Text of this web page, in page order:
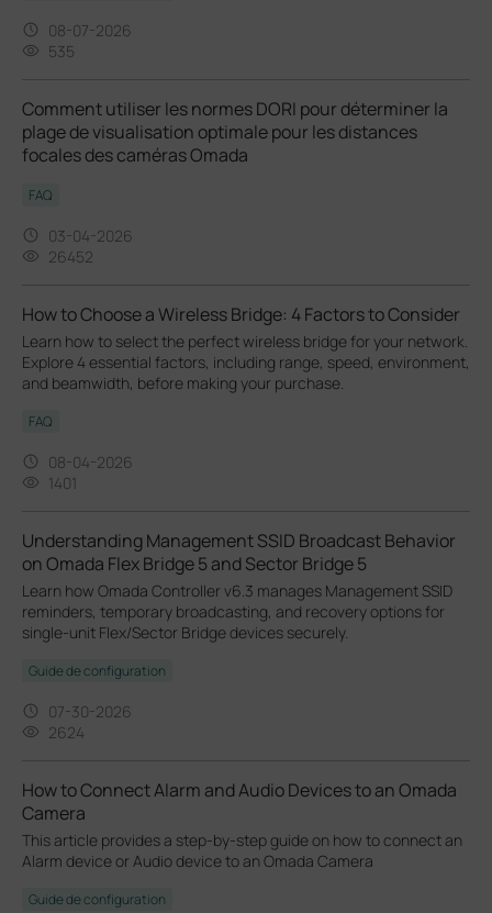
08-07-2026
535
Comment utiliser les normes DORI pour déterminer la
plage de visualisation optimale pour les distances
focales des caméras Omada
FAQ
03-04-2026
26452
How to Choose a Wireless Bridge: 4 Factors to Consider
Learn how to select the perfect wireless bridge for your network.
Explore 4 essential factors, including range, speed, environment,
and beamwidth, before making your purchase.
FAQ
08-04-2026
1401
Understanding Management SSID Broadcast Behavior
on Omada Flex Bridge 5 and Sector Bridge 5
Learn how Omada Controller v6.3 manages Management SSID
reminders, temporary broadcasting, and recovery options for
single-unit Flex/Sector Bridge devices securely.
Guide de configuration
07-30-2026
2624
How to Connect Alarm and Audio Devices to an Omada
Camera
This article provides a step-by-step guide on how to connect an
Alarm device or Audio device to an Omada Camera
Guide de configuration